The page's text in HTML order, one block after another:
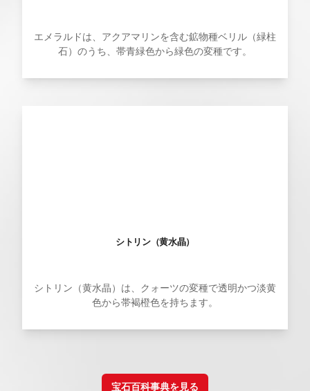
エメラルドは、アクアマリンを含む鉱物種ベリル（緑柱
石）のうち、帯青緑色から緑色の変種です。
シトリン（黄水晶）
シトリン（黄水晶）は、クォーツの変種で透明かつ淡黄
色から帯褐橙色を持ちます。
宝石百科事典を見る